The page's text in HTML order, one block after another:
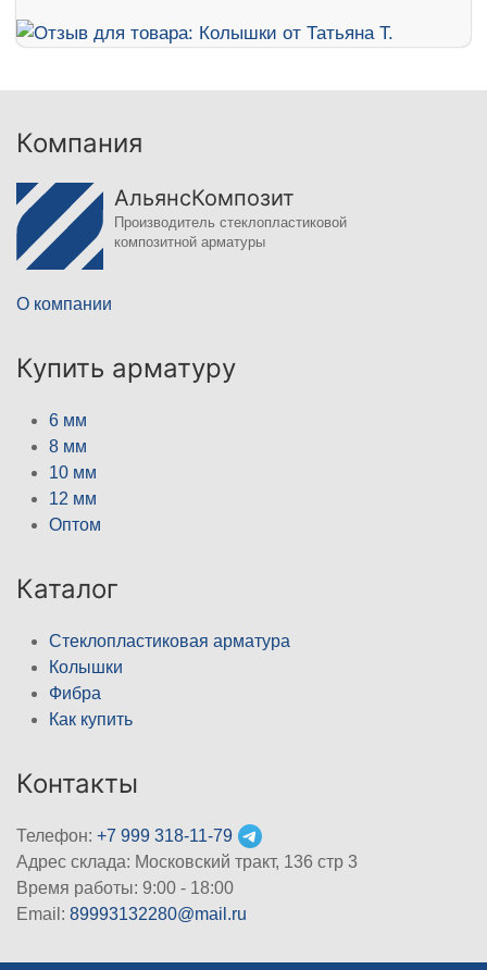
Компания
АльянсКомпозит
Производитель стеклопластиковой
композитной арматуры
О компании
Купить арматуру
6 мм
8 мм
10 мм
12 мм
Оптом
Каталог
Стеклопластиковая арматура
Колышки
Фибра
Как купить
Контакты
Телефон: +7 999 318-11-79
Адрес склада: Московский тракт, 136 стр 3
Время работы: 9:00 - 18:00
Email: 89993132280@mail.ru